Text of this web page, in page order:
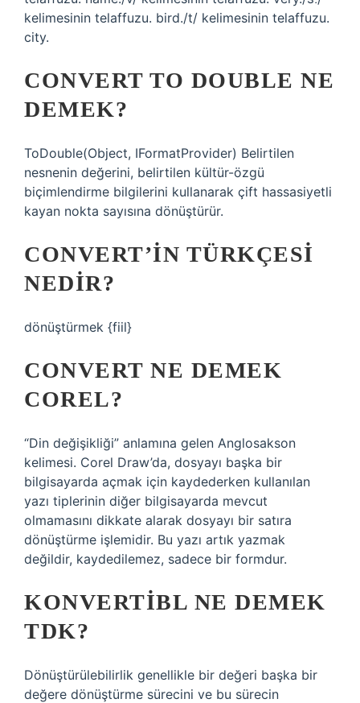
kelimesinin telaffuzu. bird./t/ kelimesinin telaffuzu.
city.
CONVERT TO DOUBLE NE
DEMEK?
ToDouble(Object, IFormatProvider) Belirtilen
nesnenin değerini, belirtilen kültür-özgü
biçimlendirme bilgilerini kullanarak çift hassasiyetli
kayan nokta sayısına dönüştürür.
CONVERT’IN TÜRKÇESI
NEDIR?
dönüştürmek {fiil}
CONVERT NE DEMEK
COREL?
“Din değişikliği” anlamına gelen Anglosakson
kelimesi. Corel Draw’da, dosyayı başka bir
bilgisayarda açmak için kaydederken kullanılan
yazı tiplerinin diğer bilgisayarda mevcut
olmamasını dikkate alarak dosyayı bir satıra
dönüştürme işlemidir. Bu yazı artık yazmak
değildir, kaydedilemez, sadece bir formdur.
KONVERTIBL NE DEMEK
TDK?
Dönüştürülebilirlik genellikle bir değeri başka bir
değere dönüştürme sürecini ve bu sürecin